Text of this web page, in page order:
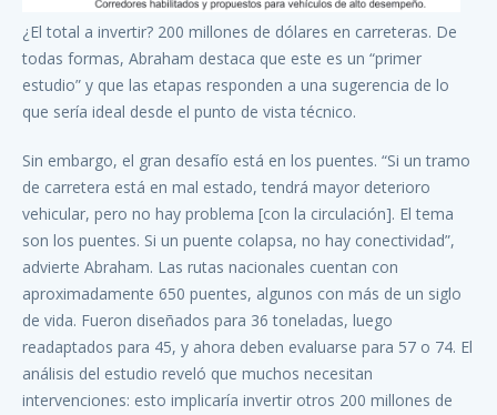
¿El total a invertir? 200 millones de dólares en carreteras. De
todas formas, Abraham destaca que este es un “primer
estudio” y que las etapas responden a una sugerencia de lo
que sería ideal desde el punto de vista técnico.
Sin embargo, el gran desafío está en los puentes. “Si un tramo
de carretera está en mal estado, tendrá mayor deterioro
vehicular, pero no hay problema [con la circulación]. El tema
son los puentes. Si un puente colapsa, no hay conectividad”,
advierte Abraham. Las rutas nacionales cuentan con
aproximadamente 650 puentes, algunos con más de un siglo
de vida. Fueron diseñados para 36 toneladas, luego
readaptados para 45, y ahora deben evaluarse para 57 o 74. El
análisis del estudio reveló que muchos necesitan
intervenciones: esto implicaría invertir otros 200 millones de